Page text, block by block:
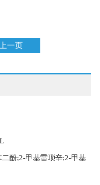
一页
酚;2-甲基雷琐辛;2-甲基